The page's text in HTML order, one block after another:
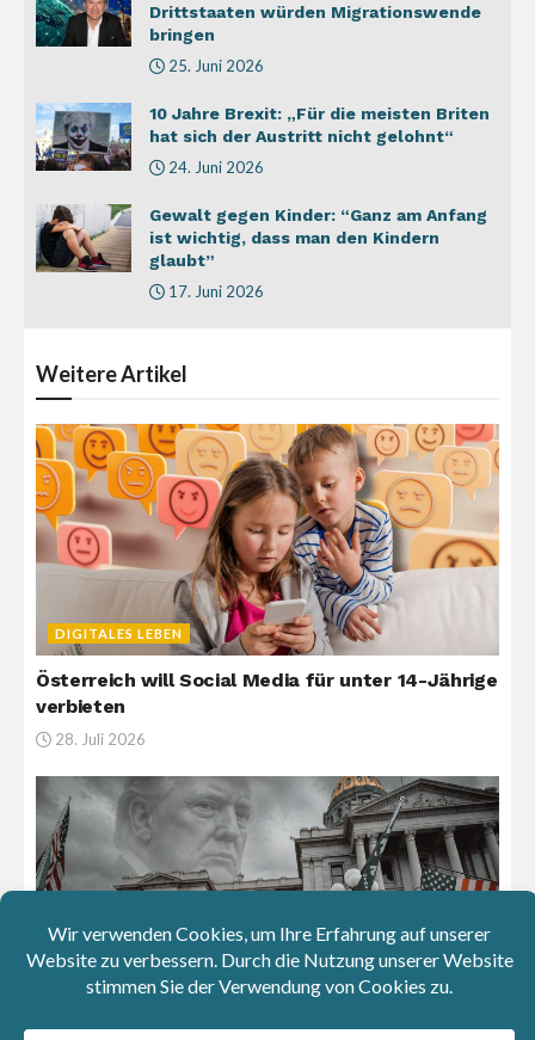
Drittstaaten würden Migrationswende
bringen
25. Juni 2026
10 Jahre Brexit: „Für die meisten Briten
hat sich der Austritt nicht gelohnt“
24. Juni 2026
Gewalt gegen Kinder: “Ganz am Anfang
ist wichtig, dass man den Kindern
glaubt”
17. Juni 2026
WeitereArtikel
DIGITALES LEBEN
Österreich will Social Media für unter 14-Jährige
verbieten
28. Juli 2026
GASTBEITRÄGE
Der Aufstieg der USA: Eine Demokratie im